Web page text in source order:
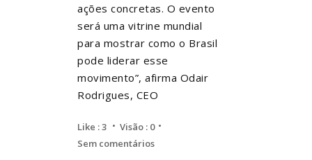
ações concretas. O evento
será uma vitrine mundial
para mostrar como o Brasil
pode liderar esse
movimento”, afirma Odair
Rodrigues, CEO
Like :3
Visão : 0
Sem comentários